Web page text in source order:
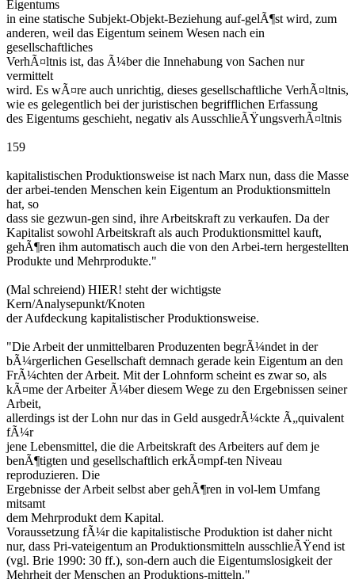
Eigentums
in eine statische Subjekt-Objekt-Beziehung auf-gelÃ¶st wird, zum
anderen, weil das Eigentum seinem Wesen nach ein
gesellschaftliches
VerhÃ¤ltnis ist, das Ã¼ber die Innehabung von Sachen nur
vermittelt
wird. Es wÃ¤re auch unrichtig, dieses gesellschaftliche VerhÃ¤ltnis,
wie es gelegentlich bei der juristischen begrifflichen Erfassung
des Eigentums geschieht, negativ als AusschlieÃŸungsverhÃ¤ltnis
159
kapitalistischen Produktionsweise ist nach Marx nun, dass die Masse
der arbei-tenden Menschen kein Eigentum an Produktionsmitteln
hat, so
dass sie gezwun-gen sind, ihre Arbeitskraft zu verkaufen. Da der
Kapitalist sowohl Arbeitskraft als auch Produktionsmittel kauft,
gehÃ¶ren ihm automatisch auch die von den Arbei-tern hergestellten
Produkte und Mehrprodukte."
(Mal schreiend) HIER! steht der wichtigste
Kern/Analysepunkt/Knoten
der Aufdeckung kapitalistischer Produktionsweise.
"Die Arbeit der unmittelbaren Produzenten begrÃ¼ndet in der
bÃ¼rgerlichen Gesellschaft demnach gerade kein Eigentum an den
FrÃ¼chten der Arbeit. Mit der Lohnform scheint es zwar so, als
kÃ¤me der Arbeiter Ã¼ber diesem Wege zu den Ergebnissen seiner
Arbeit,
allerdings ist der Lohn nur das in Geld ausgedrÃ¼ckte Ã„quivalent
fÃ¼r
jene Lebensmittel, die die Arbeitskraft des Arbeiters auf dem je
benÃ¶tigten und gesellschaftlich erkÃ¤mpf-ten Niveau
reproduzieren. Die
Ergebnisse der Arbeit selbst aber gehÃ¶ren in vol-lem Umfang
mitsamt
dem Mehrprodukt dem Kapital.
Voraussetzung fÃ¼r die kapitalistische Produktion ist daher nicht
nur, dass Pri-vateigentum an Produktionsmitteln ausschlieÃŸend ist
(vgl. Brie 1990: 30 ff.), son-dern auch die Eigentumslosigkeit der
Mehrheit der Menschen an Produktions-mitteln."